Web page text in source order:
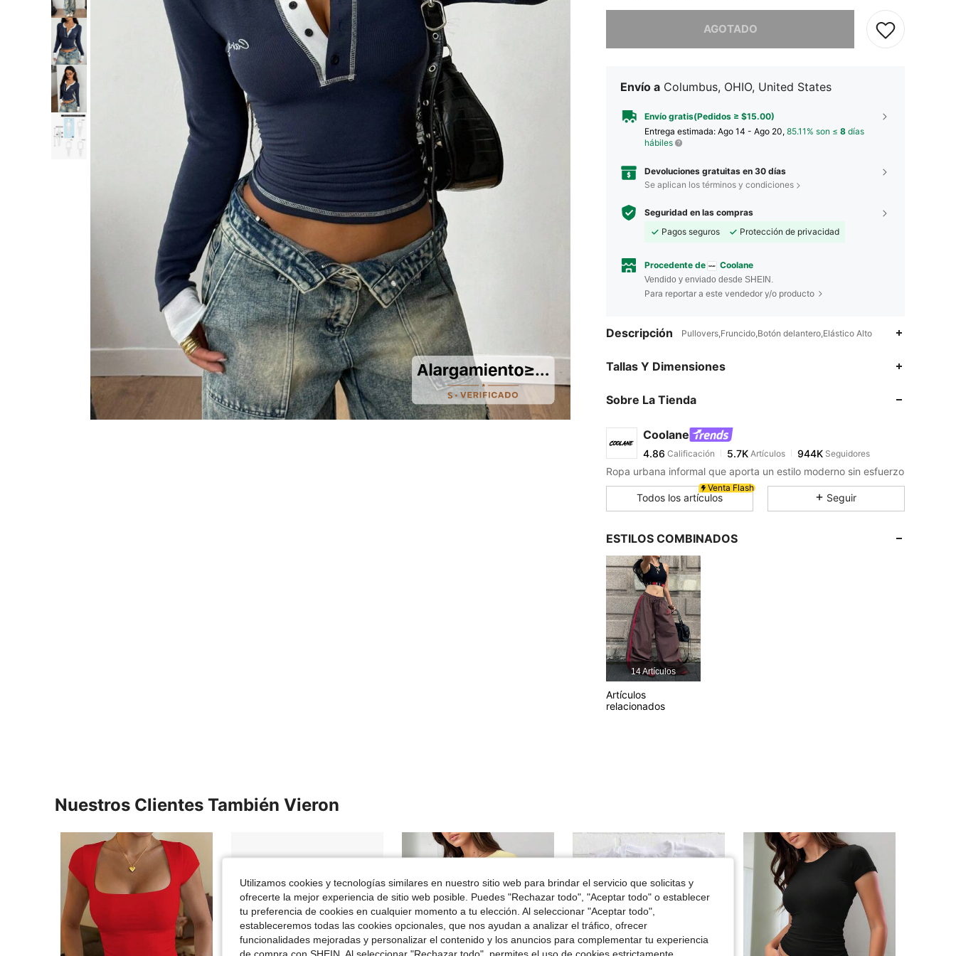
AGOTADO
Envío a Columbus, OHIO, United States
Envío gratis(Pedidos ≥ $15.00)
Entrega estimada: Ago 14 - Ago 20, 85.11% son ≤ 8 días
hábiles
Devoluciones gratuitas en 30 días
Se aplican los términos y condiciones
Seguridad en las compras
Pagos seguros
Protección de privacidad
Procedente de Coolane
Vendido y enviado desde SHEIN.
Para reportar a este vendedor y/o producto
Descripción Pullovers,Fruncido,Botón delantero,Elástico Alto
Tallas Y Dimensiones
Sobre La Tienda
Coolane
4.86
4.86 Calificación 5.7K
k***upagó Hace 19 horas
4.86 5.7K 944K
4.86
4.86
4.86
4.86
Ropa urbana informal que aporta un estilo moderno sin esfuerzo
Venta Flash
Todos los artículos Seguir
ESTILOS COMBINADOS
14 Artículos
Artículos
relacionados
Nuestros Clientes También Vieron
Utilizamos cookies y tecnologías similares en nuestro sitio web para brindar el servicio que solicitas y
ofrecerte la mejor experiencia de sitio web posible. Puedes "Rechazar todo", "Aceptar todo" o establecer
tu preferencia de cookies en cualquier momento a tu elección. Al seleccionar "Aceptar todo",
estableceremos todas las cookies opcionales, que nos ayudan a analizar el tráfico, ofrecer
funcionalidades mejoradas y personalizar el contenido y los anuncios para complementar tu experiencia
de compra con SHEIN. Al seleccionar "Rechazar todo", permites el uso de cookies estrictamente